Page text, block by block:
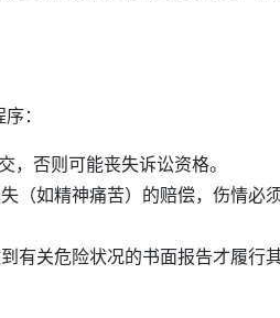
：
，否则可能丧失诉讼资格。
（如精神痛苦）的赔偿，伤情必
有关危险状况的书面报告才履行其